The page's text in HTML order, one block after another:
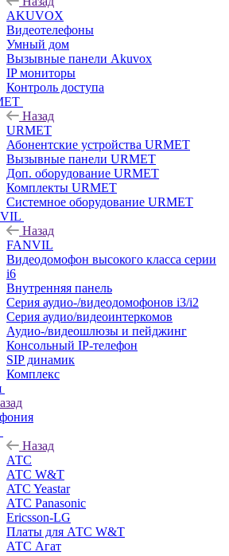
AKUVOX
Видеотелефоны
Умный дом
Вызывные панели Akuvox
IP мониторы
Контроль доступа
Назад
URMET
Абонентские устройства URMET
Вызывные панели URMET
Доп. оборудование URMET
Комплекты URMET
Системное оборудование URMET
Назад
FANVIL
Видеодомофон высокого класса серии
i6
Внутренняя панель
Серия аудио-/видеодомофонов i3/i2
Серия аудио/видеоинтеркомов
Аудио-/видеошлюзы и пейджинг
Консольный IP-телефон
SIP динамик
Комплекс
Назад
АТС
АТС W&T
ATC Yeastar
АТС Panasonic
Ericsson-LG
Платы для АТС W&T
АТС Агат